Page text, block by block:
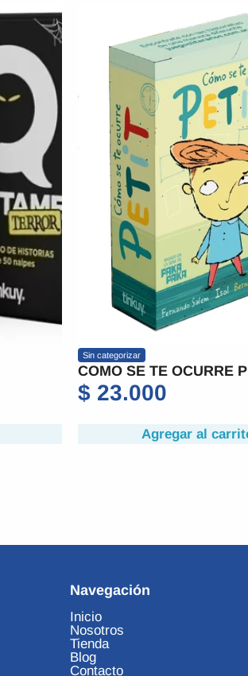
Sin categorizar
COMO SE TE OCURRE
$ 23.000
Agregar al
Navegación
Inicio
Nosotros
Tienda
Blog
Contacto